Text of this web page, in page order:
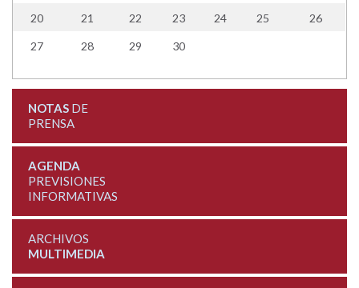
20 21 22 23 24 25 26
27 28 29 30
NOTASDE
PRENSA
AGENDA
PREVISIONES
INFORMATIVAS
ARCHIVOS
MULTIMEDIA